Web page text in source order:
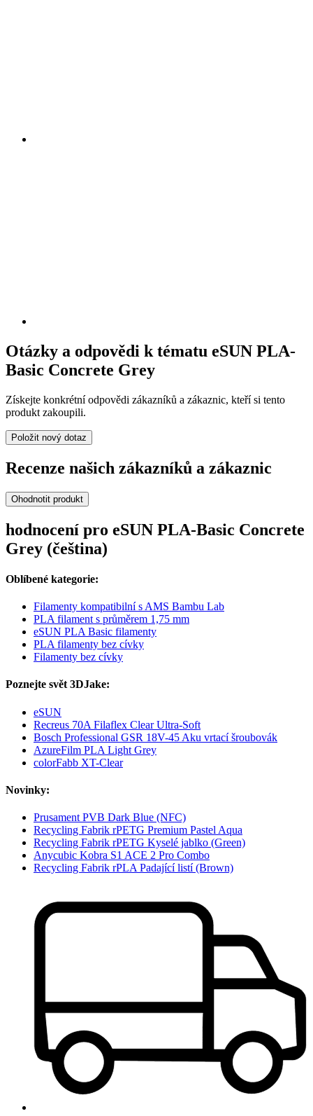
Otázky a odpovědi k tématu eSUN PLA-
Basic Concrete Grey
Získejte konkrétní odpovědi zákazníků a zákaznic, kteří si tento
produkt zakoupili.
Položit nový dotaz
Recenze našich zákazníků a zákaznic
Ohodnotit produkt
hodnocení pro eSUN PLA-Basic Concrete
Grey (čeština)
Oblíbené kategorie:
Filamenty kompatibilní s AMS Bambu Lab
PLA filament s průměrem 1,75 mm
eSUN PLA Basic filamenty
PLA filamenty bez cívky
Filamenty bez cívky
Poznejte svět 3DJake:
eSUN
Recreus 70A Filaflex Clear Ultra-Soft
Bosch Professional GSR 18V-45 Aku vrtací šroubovák
AzureFilm PLA Light Grey
colorFabb XT-Clear
Novinky:
Prusament PVB Dark Blue (NFC)
Recycling Fabrik rPETG Premium Pastel Aqua
Recycling Fabrik rPETG Kyselé jablko (Green)
Anycubic Kobra S1 ACE 2 Pro Combo
Recycling Fabrik rPLA Padající listí (Brown)